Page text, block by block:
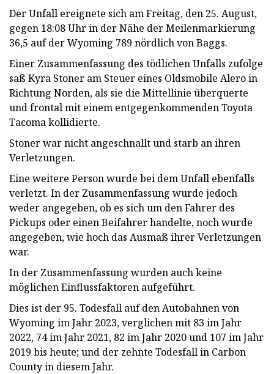
Der Unfall ereignete sich am Freitag, den 25. August,
gegen 18:08 Uhr in der Nähe der Meilenmarkierung
36,5 auf der Wyoming 789 nördlich von Baggs.
Einer Zusammenfassung des tödlichen Unfalls zufolge
saß Kyra Stoner am Steuer eines Oldsmobile Alero in
Richtung Norden, als sie die Mittellinie überquerte
und frontal mit einem entgegenkommenden Toyota
Tacoma kollidierte.
Stoner war nicht angeschnallt und starb an ihren
Verletzungen.
Eine weitere Person wurde bei dem Unfall ebenfalls
verletzt. In der Zusammenfassung wurde jedoch
weder angegeben, ob es sich um den Fahrer des
Pickups oder einen Beifahrer handelte, noch wurde
angegeben, wie hoch das Ausmaß ihrer Verletzungen
war.
In der Zusammenfassung wurden auch keine
möglichen Einflussfaktoren aufgeführt.
Dies ist der 95. Todesfall auf den Autobahnen von
Wyoming im Jahr 2023, verglichen mit 83 im Jahr
2022, 74 im Jahr 2021, 82 im Jahr 2020 und 107 im Jahr
2019 bis heute; und der zehnte Todesfall in Carbon
County in diesem Jahr.